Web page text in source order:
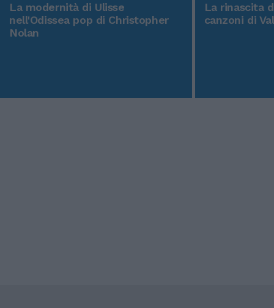
La modernità di Ulisse
nell'Odissea pop di Christopher
Nolan
La rinascita
canzoni di